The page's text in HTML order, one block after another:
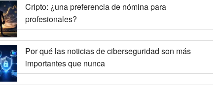
Cripto: ¿una preferencia de nómina para
profesionales?
Por qué las noticias de ciberseguridad son más
importantes que nunca